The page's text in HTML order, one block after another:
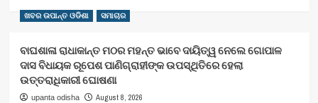
ଖବର ଉପାନ୍ତ ଓଡିଶା ସମାଚାର
ବାଘଶାଳା ରାଧାକାନ୍ତ ମଠର ମହନ୍ତ ଭାବେ ଦାୟିତ୍ୱ ନେଲେ ଗୋପାଳ
ଦାସ ବିଧାୟକ ରୂପେଶ ପାଣିଗ୍ରାହୀଙ୍କ ଉପସ୍ଥିତିରେ ହେଲା
ଉତ୍ତରାଧିକାରୀ ଘୋଷଣା
upanta odisha August 8, 2026